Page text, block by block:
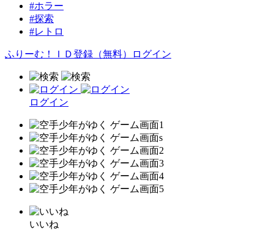
#ホラー
#探索
#レトロ
ふりーむ！ＩＤ登録（無料） ログイン
ログイン
いいね